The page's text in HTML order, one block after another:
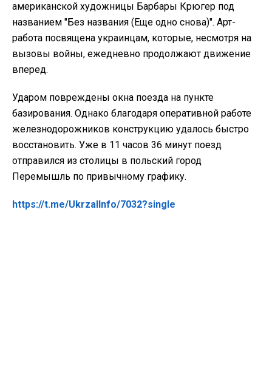
американской художницы Барбары Крюгер под
названием "Без названия (Еще одно снова)". Арт-
работа посвящена украинцам, которые, несмотря на
вызовы войны, ежедневно продолжают движение
вперед.
Ударом повреждены окна поезда на пункте
базирования. Однако благодаря оперативной работе
железнодорожников конструкцию удалось быстро
восстановить. Уже в 11 часов 36 минут поезд
отправился из столицы в польский город
Перемышль по привычному графику.
https://t.me/UkrzalInfo/7032?single